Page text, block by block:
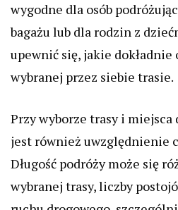
wygodne dla osób
bagażu lub dla rodzin z
upewnić się, jakie dokładnie
wybranej przez siebie trasie.
Przy wyborze trasy i
jest również uwzględnienie
Długość podróży może się
wybranej trasy, liczby